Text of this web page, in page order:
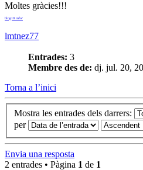
Moltes gràcies!!!
blog10.info/
lmtnez77
Entrades: 3
Membre des de: dj. jul. 20,
Torna a l’inici
Mostra les entrades dels darrers:
per
Envia una resposta
2 entrades • Pàgina 1 de 1